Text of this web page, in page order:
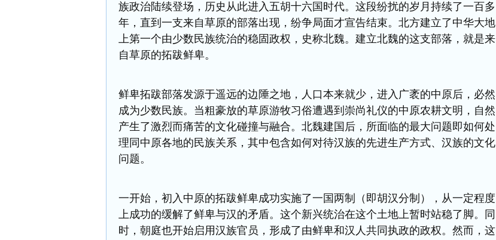
族政治陆续登场，历史从此进入五胡十六国时代。这段纷扰的岁月持续了一百多
年，直到一支来自草原的部落出现，纷争局面才宣告结束。北方建立了中华大地
上第一个由少数民族统治的稳固政权，史称北魏。建立北魏的这支部落，就是来
自草原的拓跋鲜卑。
鲜卑拓跋部落发源于遥远的边陲之地，人口本来就少，进入广袤的中原后，必然
成为少数民族。当粗豪放的草原游牧习俗遭遇到崇尚礼仪的中原农耕文明，自然
产生了激烈而痛苦的文化碰撞与融合。北魏建国后，所面临的最大问题即如何处
理同中原各地的民族关系，其中包含如何对待汉族的先进生产方式、汉族的文化
问题。
一开始，初入中原的拓跋鲜卑成功实施了一国两制（即胡汉分制），从一定程度
上成功的缓解了鲜卑与汉的矛盾。这个新兴统治在这个土地上暂时站稳了脚。同
时，朝庭也开始启用汉族官员，形成了由鲜卑和汉人共同执政的政权。然而，这